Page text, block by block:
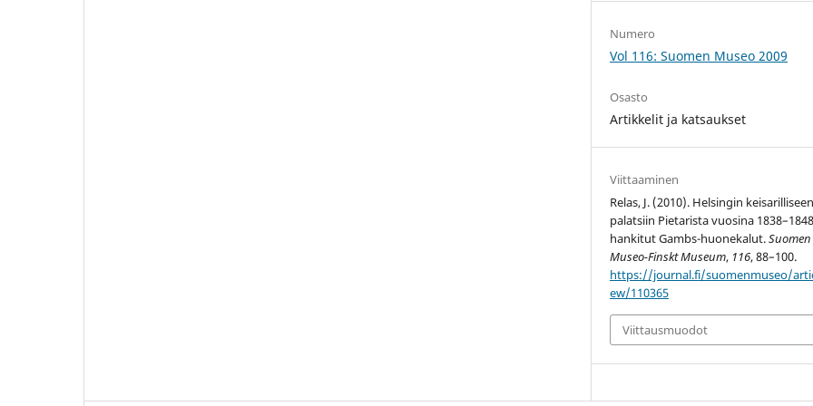
Numero
Vol 116: Suomen Museo 2009
Osasto
Artikkelit ja katsaukset
Viittaaminen
Relas, J. (2010). Helsingin keisarilliseen
palatsiin Pietarista vuosina 1838–1848
hankitut Gambs-huonekalut.Suomen
Museo-Finskt Museum, 116, 88–100.
https://journal.fi/suomenmuseo/
ew/110365
Viittausmuodot